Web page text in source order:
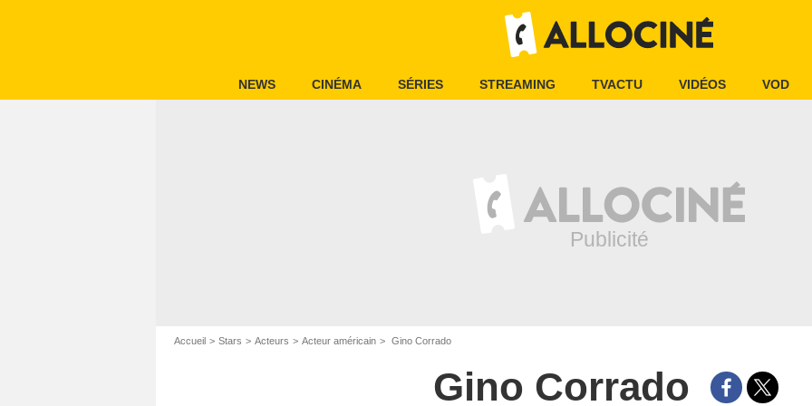
NEWS CINÉMA SÉRIES STREAMING TVACTU VIDÉOS VOD
Accueil Stars Acteurs Acteur américain Gino Corrado
Gino Corrado